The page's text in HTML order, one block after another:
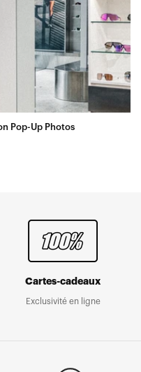
Pop-Up Photos
Cartes-cadeaux
Exclusivité en ligne